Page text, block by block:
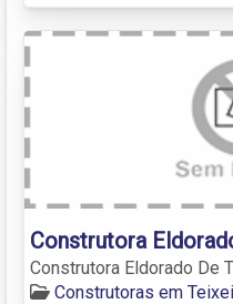
Construtora
Construtora Eldorado De
Construtoras em